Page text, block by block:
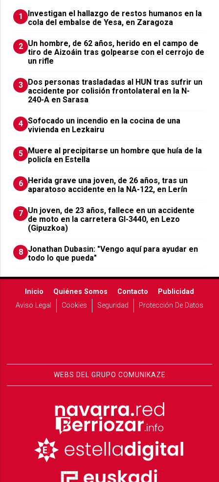
1
Investigan el hallazgo de restos humanos en la
cola del embalse de Yesa, en Zaragoza
2 Un hombre, de 62 años, herido en el campo de
tiro de Aizoáin tras golpearse con el cerrojo de
un rifle
3 ​Dos personas trasladadas al HUN tras sufrir un
accidente por colisión frontolateral en la N-
240-A en Sarasa
4 Sofocado un incendio en la cocina de una
vivienda en Lezkairu
5 Muere al precipitarse un hombre que huía de la
policía en Estella
6 Herida grave una joven, de 26 años, tras un
aparatoso accidente en la NA-122, en Lerín
7 Un joven, de 23 años, fallece en un accidente
de moto en la carretera GI-3440, en Lezo
(Gipuzkoa)
8 Jonathan Dubasin: "Vengo aquí para ayudar en
todo lo que pueda"
Inicio Quiénes Somos Contacto
Publicidad
Aviso Legal
Cookies Seguridad Protección De Datos
WEBS DEL GRUPO COMUNIKAZE